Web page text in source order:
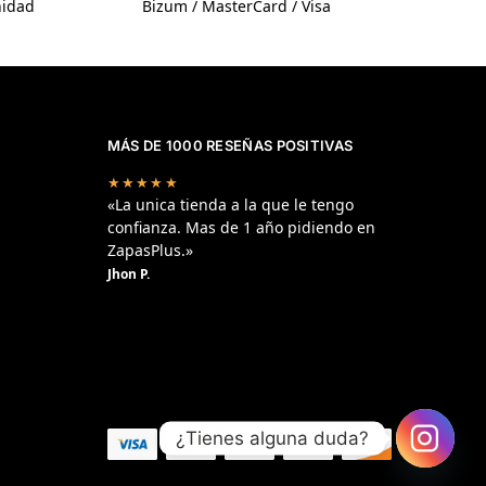
Bizum / MasterCard / Visa
MÁS DE 1000 RESEÑAS POSITIVAS
★★★★★
«La unica tienda a la que le tengo
confianza. Mas de 1 año pidiendo en
ZapasPlus.»
Jhon P.
¿Tienes alguna duda?